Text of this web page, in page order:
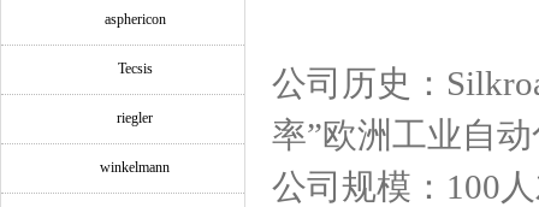
asphericon
Tecsis
riegler
winkelmann
公司历史：
率”欧洲工业自
公司规模：100